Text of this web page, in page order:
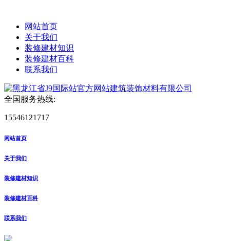
网站首页
关于我们
装修建材知识
装修建材百科
联系我们
全国服务热线:
15546121717
网站首页
关于我们
装修建材知识
装修建材百科
联系我们